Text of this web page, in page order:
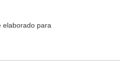
elaborado para